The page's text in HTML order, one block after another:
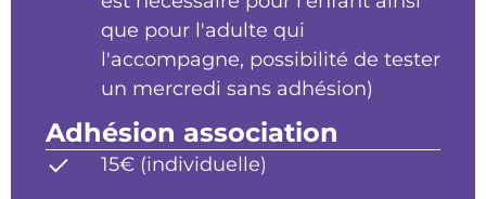
que pour l'adulte qui
l'accompagne, possibilité de tester
un mercredi sans adhésion)
Adhésion association
15€ (individuelle)